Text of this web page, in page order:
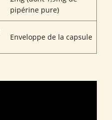
pipérine pure)
Enveloppe de la capsule